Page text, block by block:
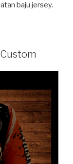
baju jersey.